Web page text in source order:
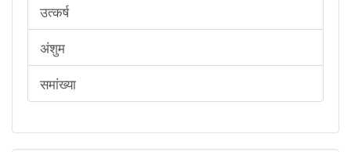
उत्कर्ष
अंशुम
समांख्या